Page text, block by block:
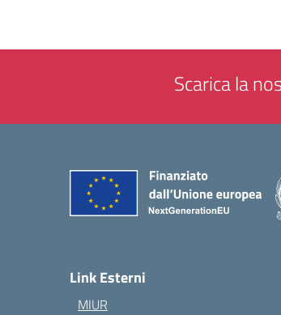
Scarica la
Link Esterni
MIUR